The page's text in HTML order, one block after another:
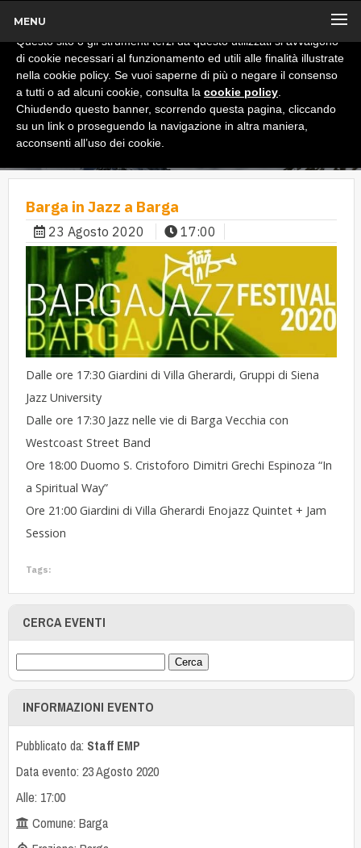
MENU
Barga in Jazz a Barga
23 Agosto 2020 17:00
Dalle ore 17:30 Giardini di Villa Gherardi, Gruppi di Siena
Jazz University
Dalle ore 17:30 Jazz nelle vie di Barga Vecchia con
Westcoast Street Band
Ore 18:00 Duomo S. Cristoforo Dimitri Grechi Espinoza “In
a Spiritual Way”
Ore 21:00 Giardini di Villa Gherardi Enojazz Quintet + Jam
Session
Tags:
CERCA EVENTI
INFORMAZIONI EVENTO
Pubblicato da: Staff EMP
Data evento: 23 Agosto 2020
Alle: 17:00
Comune: Barga
x
Informativa
Questo sito o gli strumenti terzi da questo utilizzati si avvalgono
di cookie necessari al funzionamento ed utili alle finalità illustrate
nella cookie policy. Se vuoi saperne di più o negare il consenso
a tutti o ad alcuni cookie, consulta la cookie policy
Chiudendo questo banner, scorrendo questa pagina, cliccando
su un link o proseguendo la navigazione in altra maniera,
acconsenti all’uso dei cookie.